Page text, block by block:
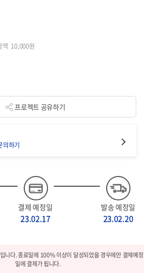
액 10,000원
프로젝트 공유하기
결제 예정일
23.02.17
발송 예정일
23.02.20
의하기
입니다. 종료일에 100% 이상이 달성되었을 경우에만 결제예정
일에 결제가 됩니다.